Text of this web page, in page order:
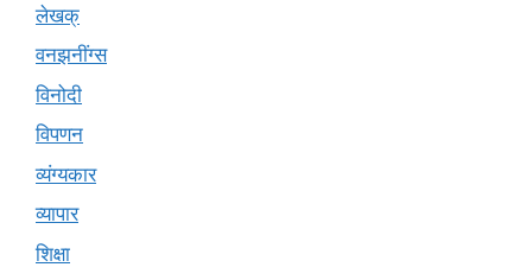
लेखक्
वनझनींग्स
विनोदी
विपणन
व्यंग्यकार
व्यापार
शिक्षा